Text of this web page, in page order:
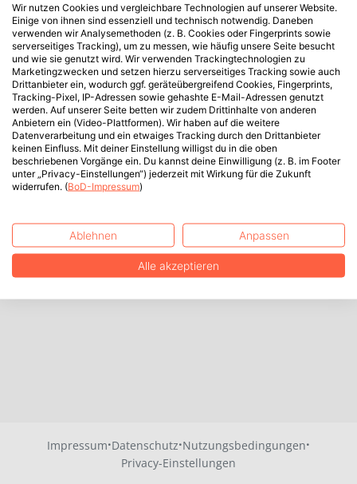
Impressum·Datenschutz·Nutzungsbedingungen·
Privacy-Einstellungen
Wir nutzen Cookies und vergleichbare Technologien auf unserer Website.
Einige von ihnen sind essenziell und technisch notwendig. Daneben
verwenden wir Analysemethoden (z. B. Cookies oder Fingerprints sowie
serverseitiges Tracking), um zu messen, wie häufig unsere Seite besucht
und wie sie genutzt wird. Wir verwenden Trackingtechnologien zu
Marketingzwecken und setzen hierzu serverseitiges Tracking sowie auch
Drittanbieter ein, wodurch ggf. geräteübergreifend Cookies, Fingerprints,
Tracking-Pixel, IP-Adressen sowie gehashte E-Mail-Adressen genutzt
werden. Auf unserer Seite betten wir zudem Drittinhalte von anderen
Anbietern ein (Video-Plattformen). Wir haben auf die weitere
Datenverarbeitung und ein etwaiges Tracking durch den Drittanbieter
keinen Einfluss. Mit deiner Einstellung willigst du in die oben
beschriebenen Vorgänge ein. Du kannst deine Einwilligung (z. B. im Footer
unter „Privacy-Einstellungen“) jederzeit mit Wirkung für die Zukunft
widerrufen. (BoD-Impressum)
Ablehnen Anpassen
Alle akzeptieren